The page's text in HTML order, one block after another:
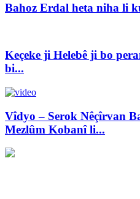
Bahoz Erdal heta niha li
Keçeke ji Helebê ji bo
bi...
Vîdyo – Serok Nêçîrvan
Mezlûm Kobanî li...